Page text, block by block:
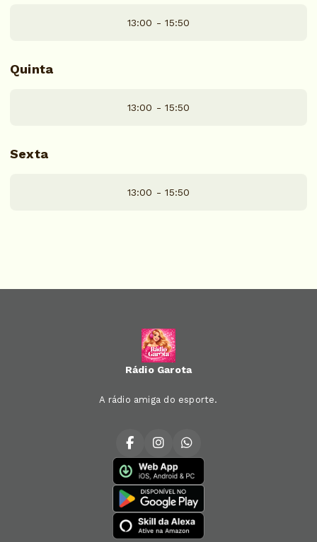
13:00 - 15:50
Quinta
13:00 - 15:50
Sexta
13:00 - 15:50
Rádio Garota
A rádio amiga do esporte.